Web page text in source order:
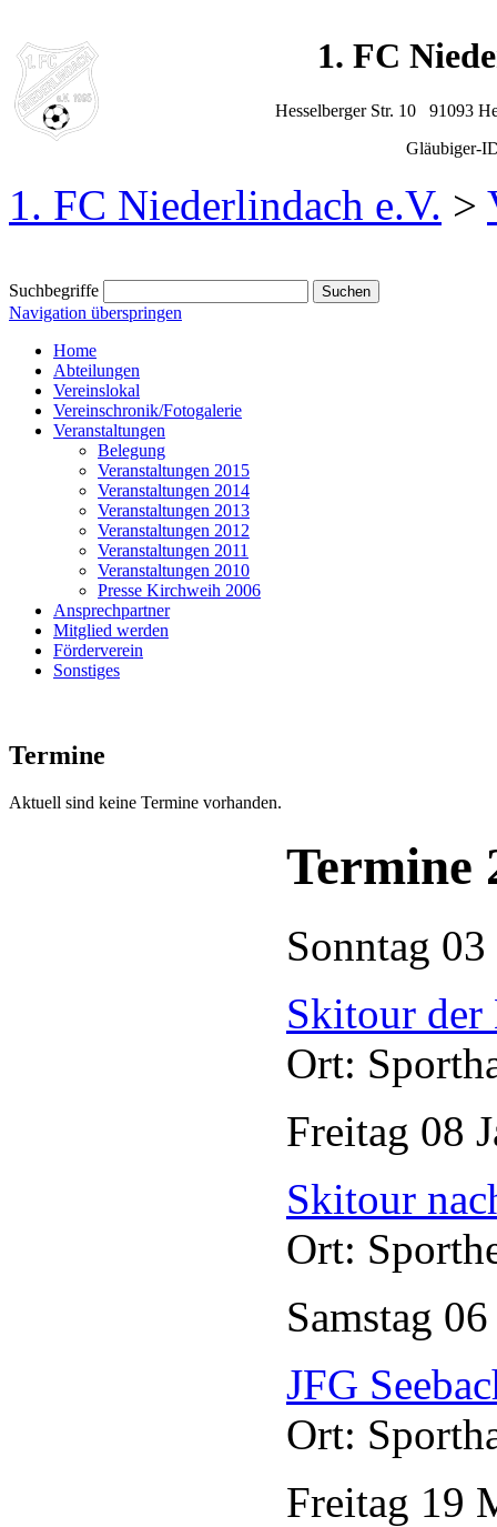
1. FC
Hesselberger Str. 10 91093
Gläubiger-
1. FC Niederlindach e.V. >
Suchbegriffe
Navigation überspringen
Home
Abteilungen
Vereinslokal
Vereinschronik/Fotogalerie
Veranstaltungen
Belegung
Veranstaltungen 2015
Veranstaltungen 2014
Veranstaltungen 2013
Veranstaltungen 2012
Veranstaltungen 2011
Veranstaltungen 2010
Presse Kirchweih 2006
Ansprechpartner
Mitglied werden
Förderverein
Sonstiges
Termine
Aktuell sind keine Termine vorhanden.
Termine
Sonntag 03
Skitour der
Ort:
Freitag 08
Skitour
Ort:
Samstag
JFG
Ort:
Freitag 19